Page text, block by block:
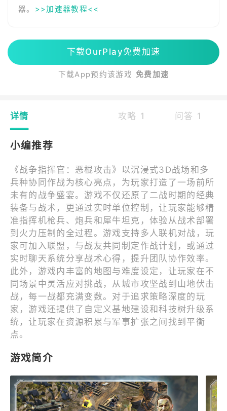
器。 >>加速器教程<<
下载OurPlay免费加速
下载App预约该游戏 免费加速
详情 攻略 1 问答 1
小编推荐
《战争指挥官：恶棍攻击》以沉浸式3D战场和多
兵种协同作战为核心亮点，为玩家打造了一场前所
未有的战争盛宴。游戏不仅还原了二战时期的经典
装备与战术，更通过实时单位控制，让玩家能够精
准指挥机枪兵、炮兵和犀牛坦克，体验从战术部署
到火力压制的全过程。游戏支持多人联机对战，玩
家可加入联盟，与战友共同制定作战计划，或通过
实时聊天系统分享战术心得，提升团队协作效率。
此外，游戏内丰富的地图与难度设定，让玩家在不
同场景中灵活应对挑战，从城市攻坚战到山地伏击
战，每一战都充满变数。对于追求策略深度的玩
家，游戏还提供了自定义基地建设和科技树升级系
统，让玩家在资源积累与军事扩张之间找到平衡
点。
游戏简介